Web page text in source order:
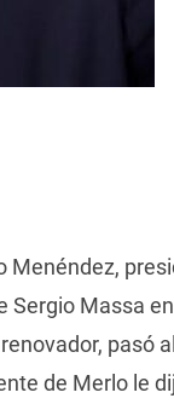
Menéndez,
Sergio Massa
pasó
de Merlo le